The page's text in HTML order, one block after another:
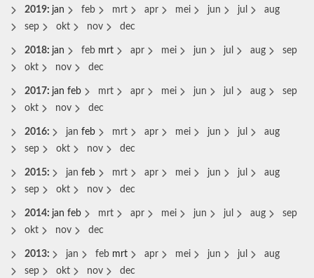
2019: jan feb mrt apr mei jun jul
aug
sep
okt nov dec
2018: jan feb mrt apr mei jun jul aug
sep
okt
nov dec
2017: jan feb mrt apr mei jun jul aug
sep
okt
nov dec
2016: jan feb mrt apr mei jun jul
aug
sep
okt nov dec
2015: jan feb mrt apr mei jun jul
aug
sep
okt nov dec
2014: jan feb mrt apr mei jun jul aug
sep
okt
nov dec
2013: jan feb mrt apr mei jun jul
aug
sep
okt nov dec